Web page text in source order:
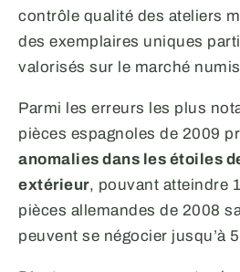
contrôle qualité des ateliers
des exemplaires uniques
valorisés sur le marché
Parmi les erreurs les plus
pièces espagnoles de 2009
anomalies dans les étoiles
extérieur, pouvant atteindre
pièces allemandes de 2008
peuvent se négocier jusqu’à